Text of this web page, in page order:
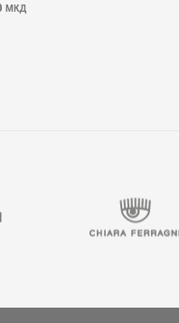
МКД